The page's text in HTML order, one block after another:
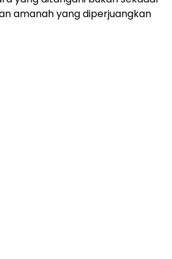
amanah yang diperjuangkan